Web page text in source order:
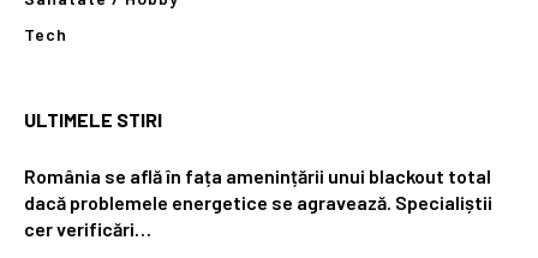
Tech
ULTIMELE STIRI
România se află în fața amenințării unui blackout total
dacă problemele energetice se agravează. Specialiștii
cer verificări…